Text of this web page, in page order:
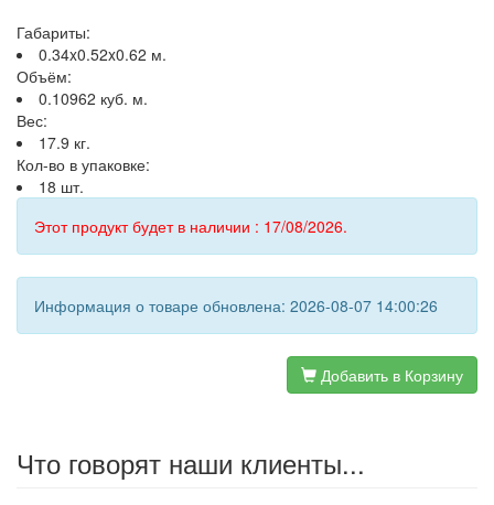
Габариты:
0.34x0.52x0.62 м.
Объём:
0.10962 куб. м.
Вес:
17.9 кг.
Кол-во в упаковке:
18 шт.
Этот продукт будет в наличии : 17/08/2026.
Информация о товаре обновлена: 2026-08-07 14:00:26
Добавить в Корзину
Что говорят наши клиенты...